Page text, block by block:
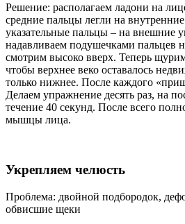
Решение: располагаем ладони на
средние пальцы легли на внутренние
указательные пальцы – на внешние
надавливаем подушечками пальцев
смотрим высоко вверх. Теперь
чтобы верхнее веко оставалось
только нижнее. После каждого
Делаем упражнение десять раз, на
течение 40 секунд. После всего
мышцы лица.
Укрепляем челюсть
Проблема: двойной подбородок,
обвисшие щеки